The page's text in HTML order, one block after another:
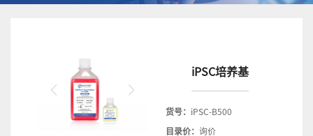
iPSC培养基
货号： iPSC-B500
目录价： 询价